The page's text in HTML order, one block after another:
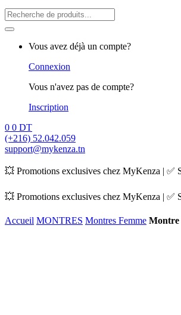
Search
for:
Vous avez déjà un compte?
Connexion
Vous n'avez pas de compte?
Inscription
0 0 DT
(+216) 52.042.059
support@mykenza.tn
💥 Promotions exclusives chez MyKenza |
💥 Promotions exclusives chez MyKenza |
Accueil MONTRES Montres Femme Montre